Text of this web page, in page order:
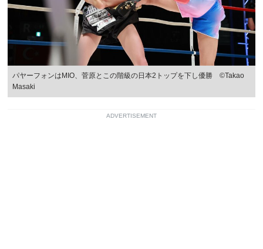
パヤーフォンはMIO、菅原とこの階級の日本2トップを下し優勝 ©Takao
Masaki
ADVERTISEMENT